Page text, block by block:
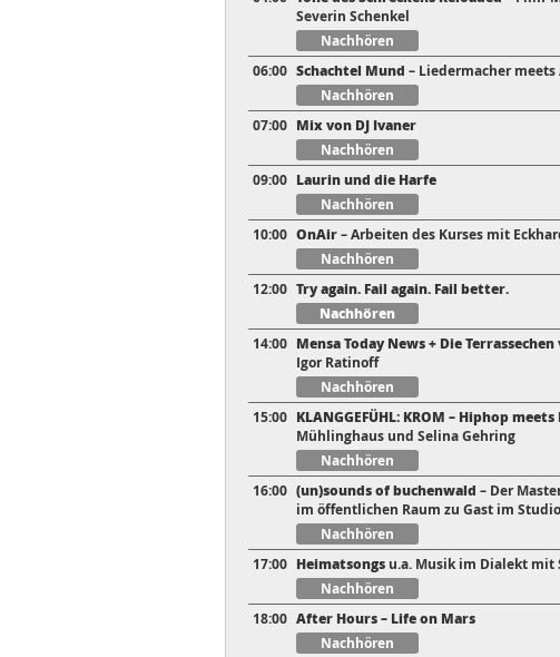
Severin Schenkel
Nachhören
06:00 Schachtel Mund – Liedermacher
Nachhören
07:00 Mix von DJ Ivaner
Nachhören
09:00 Laurin und die Harfe
Nachhören
10:00 OnAir– Arbeiten des Kurses mit
Nachhören
12:00 Try again. Fail again. Fail better.
Nachhören
14:00 Mensa Today News + Die
Igor Ratinoff
Nachhören
15:00 KLANGGEFÜHL: KROM – Hiphop meets
Mühlinghaus und Selina Gehring
Nachhören
16:00 (un)sounds of buchenwald – Der
im öffentlichen Raum zu Gast im Studio
Nachhören
17:00 Heimatsongs u.a. Musik im Dialekt mit
Nachhören
18:00 After Hours – Life on Mars
Nachhören